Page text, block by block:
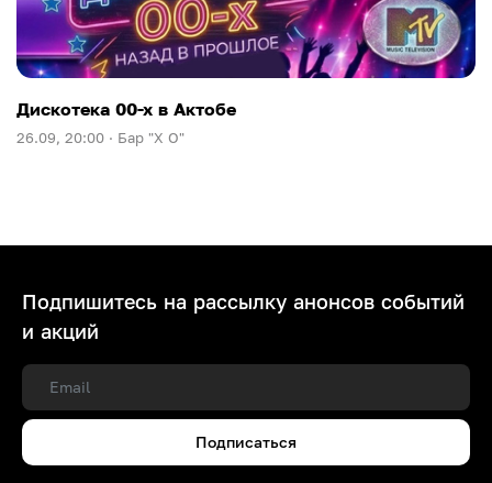
Дискотека 00-х в Актобе
26.09, 20:00 · Бар "Х О"
Подпишитесь на рассылку анонсов событий
и акций
Подписаться